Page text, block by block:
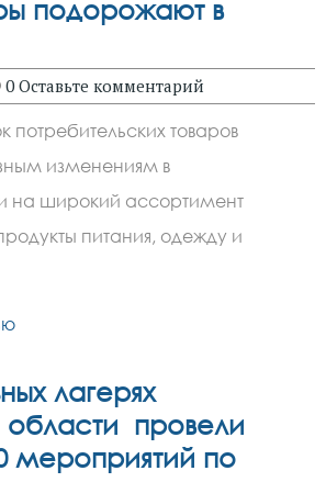
подорожают в
0 Оставьте комментарий
потребительских товаров
изменениям в
на широкий ассортимент
питания, одежду и
лагерях
области провели
мероприятий по